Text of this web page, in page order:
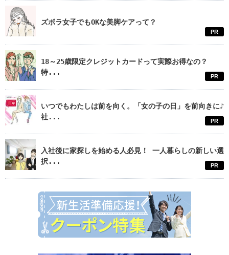
ズボラ女子でもOKな美脚ケアって？
PR
18～25歳限定クレジットカードって実際お得なの？
特...
PR
いつでもわたしは前を向く。「女の子の日」を前向きに♪
社...
PR
入社後に家探しを始める人必見！ 一人暮らしの新しい選
択...
PR